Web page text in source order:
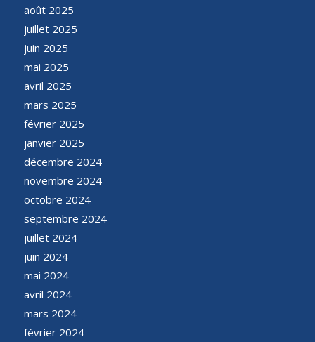
août 2025
juillet 2025
juin 2025
mai 2025
avril 2025
mars 2025
février 2025
janvier 2025
décembre 2024
novembre 2024
octobre 2024
septembre 2024
juillet 2024
juin 2024
mai 2024
avril 2024
mars 2024
février 2024